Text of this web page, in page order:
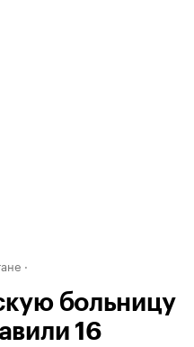
больницу
16